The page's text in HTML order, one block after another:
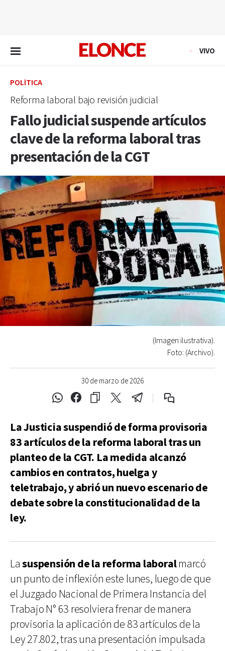
VIVO
POLÍTICA
Reforma laboral bajo revisión judicial
Fallo judicial suspende artículos
clave de la reforma laboral tras
presentación de la CGT
30 de marzo de 2026
(Imagen ilustrativa).
Foto: (Archivo).
La Justicia suspendió de forma provisoria
83 artículos de la reforma laboral tras un
planteo de la CGT. La medida alcanzó
cambios en contratos, huelga y
teletrabajo, y abrió un nuevo escenario de
debate sobre la constitucionalidad de la
ley.
Lasuspensión de la reforma laboralmarcó
un punto de inflexión este lunes, luego de que
el Juzgado Nacional de Primera Instancia del
Trabajo N° 63 resolviera frenar de manera
provisoria la aplicación de 83 artículos de la
Ley 27.802, tras una presentación impulsada